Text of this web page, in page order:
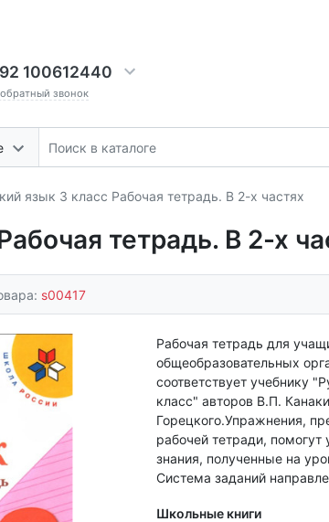
100612440
обратный звонок
язык 3 класс Рабочая тетрадь. В 2-х частях
тетрадь. В 2-х
s00417
Рабочая тетрадь для
общеобразовательных
соответствует учебнику
класс" авторов В.П.
Горецкого.Упражнения,
рабочей тетради, помогут
знания, полученные на
Система заданий
Школьные книги